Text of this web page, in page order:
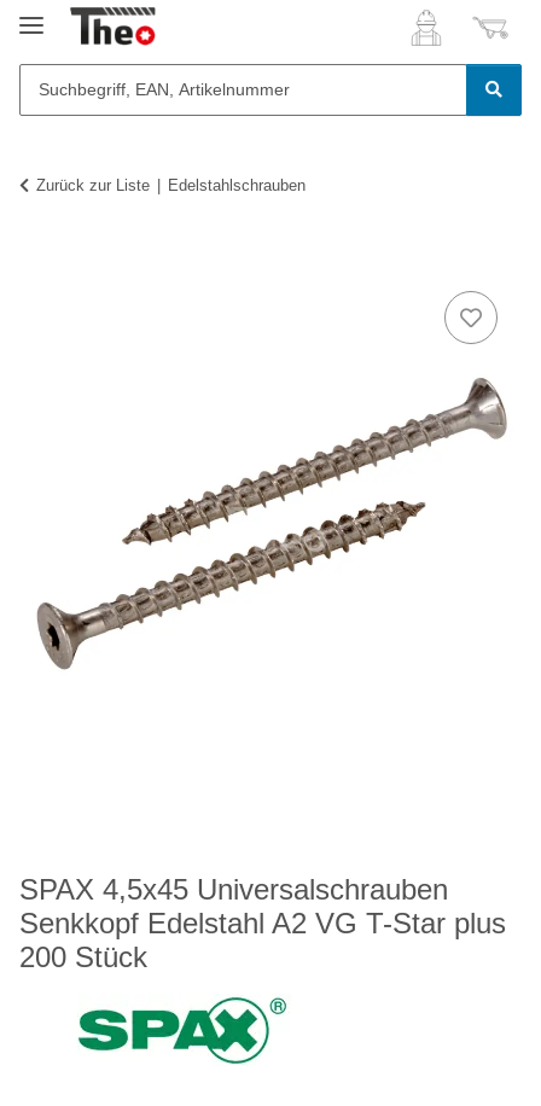
Zurück zur Liste Edelstahlschrauben
SPAX 4,5x45 Universalschrauben
Senkkopf Edelstahl A2 VG T-Star plus
200 Stück